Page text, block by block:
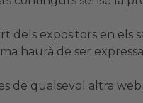
dels expositors en
haurà de ser
de qualsevol altra